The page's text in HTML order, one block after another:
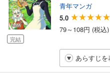
完結
青年マンガ
5.0
79～108円 (税込)
あらすじを